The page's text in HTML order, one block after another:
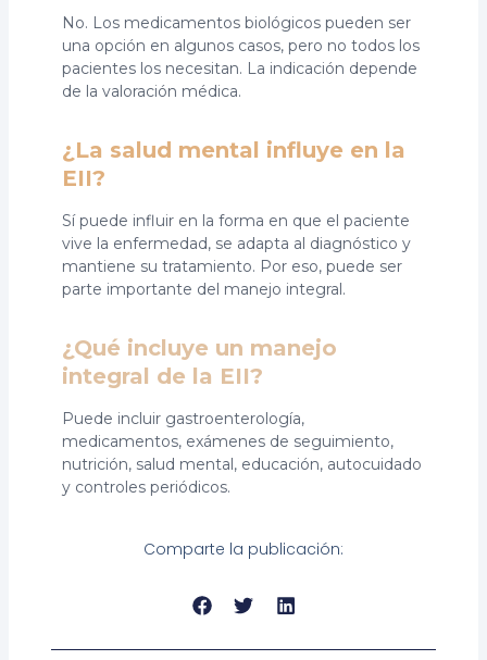
No. Los medicamentos biológicos pueden ser
una opción en algunos casos, pero no todos los
pacientes los necesitan. La indicación depende
de la valoración médica.
¿La salud mental influye en la
EII?
Sí puede influir en la forma en que el paciente
vive la enfermedad, se adapta al diagnóstico y
mantiene su tratamiento. Por eso, puede ser
parte importante del manejo integral.
¿Qué incluye un manejo
integral de la EII?
Puede incluir gastroenterología,
medicamentos, exámenes de seguimiento,
nutrición, salud mental, educación, autocuidado
y controles periódicos.
Comparte la publicación: